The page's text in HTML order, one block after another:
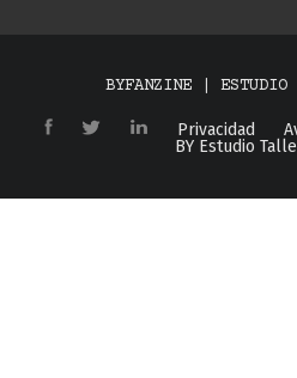
BYFANZINE | ESTUDIO
Privacidad
BY Estudio